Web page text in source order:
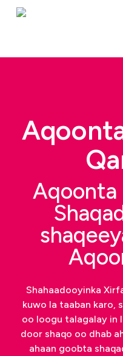
gudub
Aqoonta
Shahaadooyinka
kuwo la taaban karo,
oo loogu talagalay in
door shaqo oo dhab
ahaan goobta